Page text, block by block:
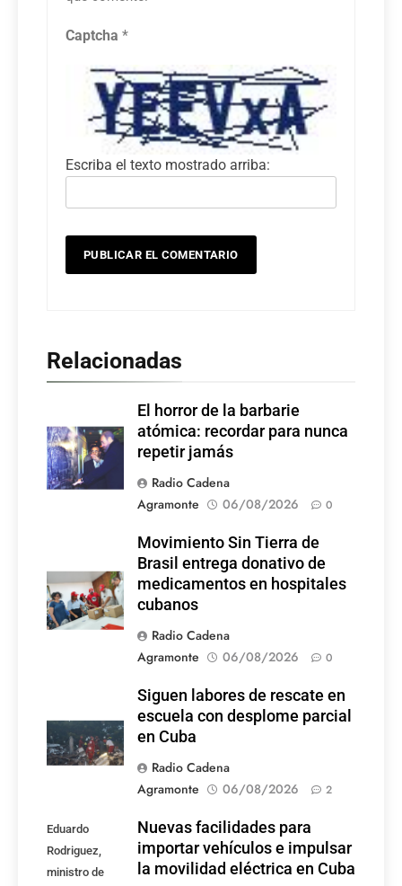
Captcha *
Escriba el texto mostrado arriba:
Relacionadas
El horror de la barbarie
atómica: recordar para nunca
repetir jamás
Radio Cadena
Agramonte
06/08/2026 0
Movimiento Sin Tierra de
Brasil entrega donativo de
medicamentos en hospitales
cubanos
Radio Cadena
Agramonte
06/08/2026 0
Siguen labores de rescate en
escuela con desplome parcial
en Cuba
Radio Cadena
Agramonte
06/08/2026 2
Eduardo
Rodriguez,
ministro de
Nuevas facilidades para
importar vehículos e impulsar
la movilidad eléctrica en Cuba